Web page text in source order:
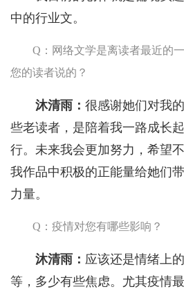
中的行业文。
Q：网络文学是离读者最近的
您的读者说的？
沐清雨： 很感谢她们对我
些老读者，是陪着我一路成长
行。未来我会更加努力，希望
我作品中积极的正能量给她们
力量。
Q：疫情对您有哪些影响？
沐清雨： 应该还是情绪上
等，多少有些焦虑。尤其疫情